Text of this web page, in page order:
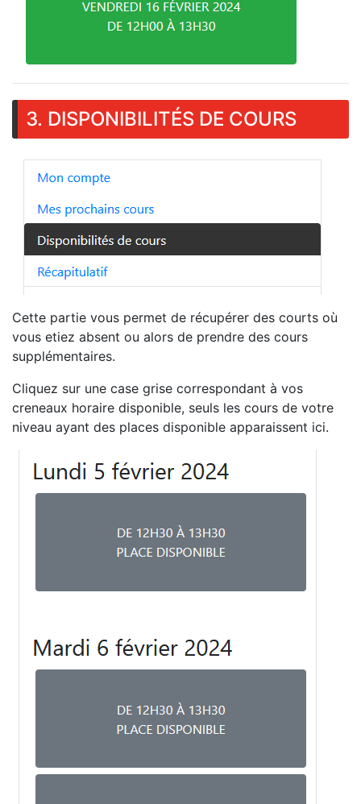
3. DISPONIBILITÉS DE COURS
Cette partie vous permet de récupérer des courts où
vous etiez absent ou alors de prendre des cours
supplémentaires.
Cliquez sur une case grise correspondant à vos
creneaux horaire disponible, seuls les cours de votre
niveau ayant des places disponible apparaissent ici.